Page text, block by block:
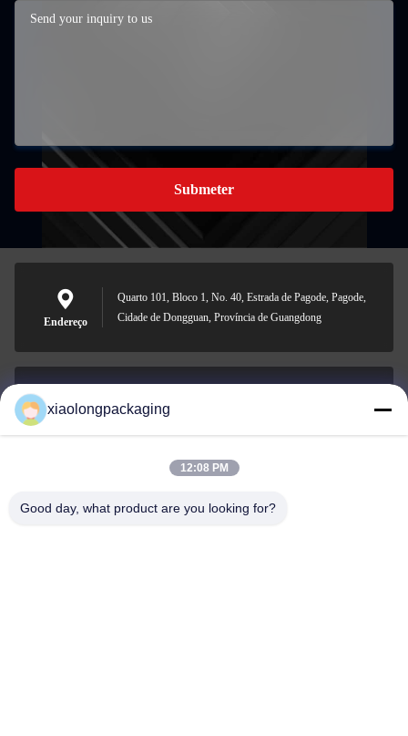
Submeter
Endereço
Quarto 101, Bloco 1, No. 40, Estrada de Pagode, Pagode,
Cidade de Dongguan, Província de Guangdong
Tina@xiaolongpackaging.com
0086-15322891631
xiaolongpackaging
12:08 PM
Good day, what product are you looking for?